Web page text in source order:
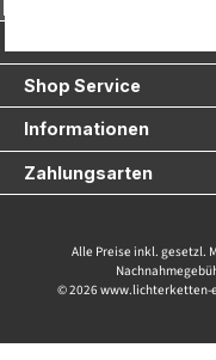
Shop Service
Informationen
Zahlungsarten
Alle Preise inkl. gesetzl.
© 2026 www.lichterketten-